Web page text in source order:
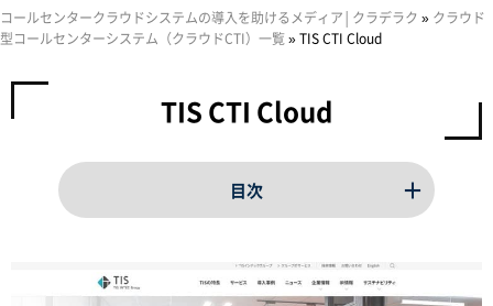
コールセンタークラウドシステムの導入を助けるメディア│クラデラク » クラウド
型コールセンターシステム（クラウドCTI）一覧»TIS CTI Cloud
TIS CTI Cloud